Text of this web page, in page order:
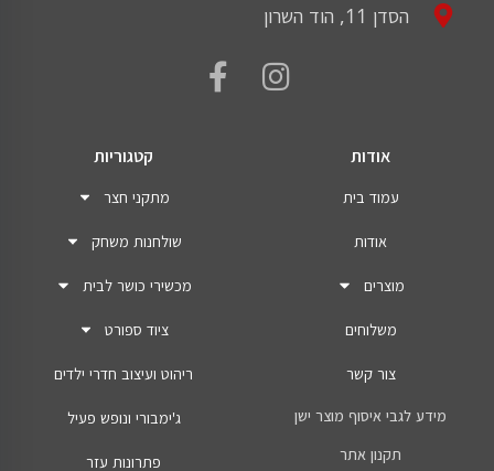
הסדן 11, הוד השרון
אודות
עמוד בית
אודות
מוצרים
משלוחים
צור קשר
מידע לגבי איסוף מוצר ישן
תקנון אתר
קטגוריות
מתקני חצר
שולחנות משחק
מכשירי כושר לבית
ציוד ספורט
ריהוט ועיצוב חדרי ילדים
ג'ימבורי ונופש פעיל
פתרונות עזר